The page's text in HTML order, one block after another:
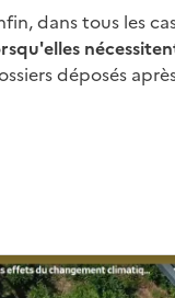
dans tous les
déposés